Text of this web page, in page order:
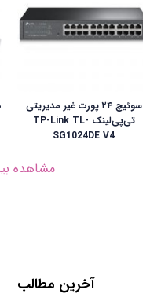
سوئیچ ۲۴ پورت غیر مدیریتی
تی‌پی‌لینک TP-Link TL-
SG1024DE V4
مشاهده
آخرین مطالب